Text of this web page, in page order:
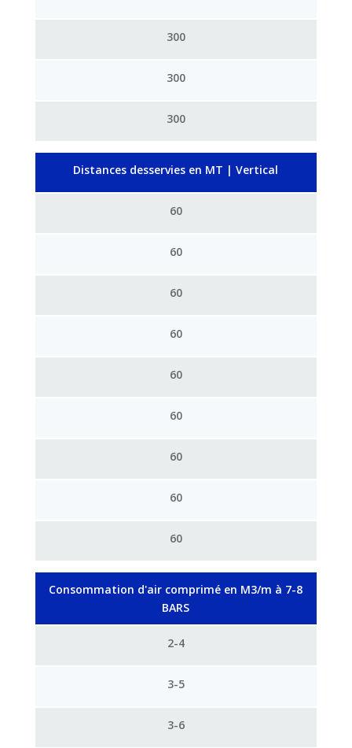
300
300
300
Distances desservies en MT | Vertical
60
60
60
60
60
60
60
60
60
Consommation d'air comprimé en M3/m à 7-8
BARS
2-4
3-5
3-6